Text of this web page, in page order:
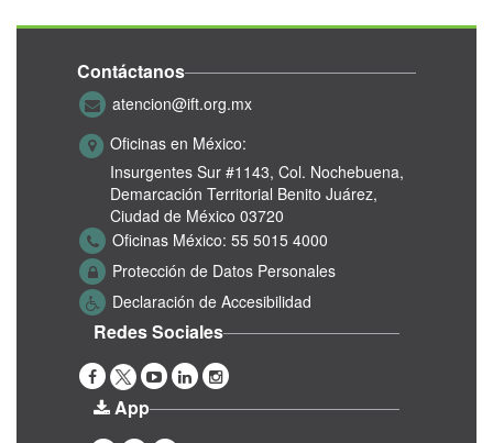
Contáctanos
atencion@ift.org.mx
Oficinas en México:
Insurgentes Sur #1143, Col. Nochebuena,
Demarcación Territorial Benito Juárez,
Ciudad de México 03720
Oficinas México: 55 5015 4000
Protección de Datos Personales
Declaración de Accesibilidad
Redes Sociales
App